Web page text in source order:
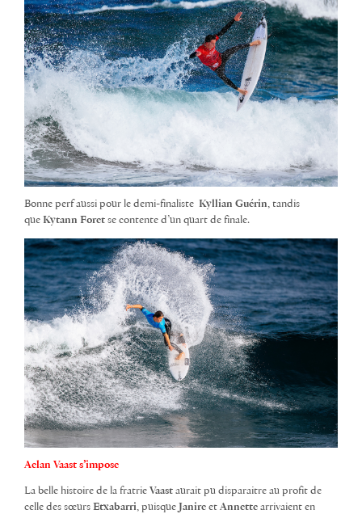
Bonne perf aussi pour le demi-finaliste Kyllian Guérin, tandis
que Kytann Foret se contente d’un quart de finale.
Aelan Vaast s’impose
La belle histoire de la fratrie Vaast aurait pu disparaitre au profit de
celle des sœurs Etxabarri, puisque Janire et Annette arrivaient en